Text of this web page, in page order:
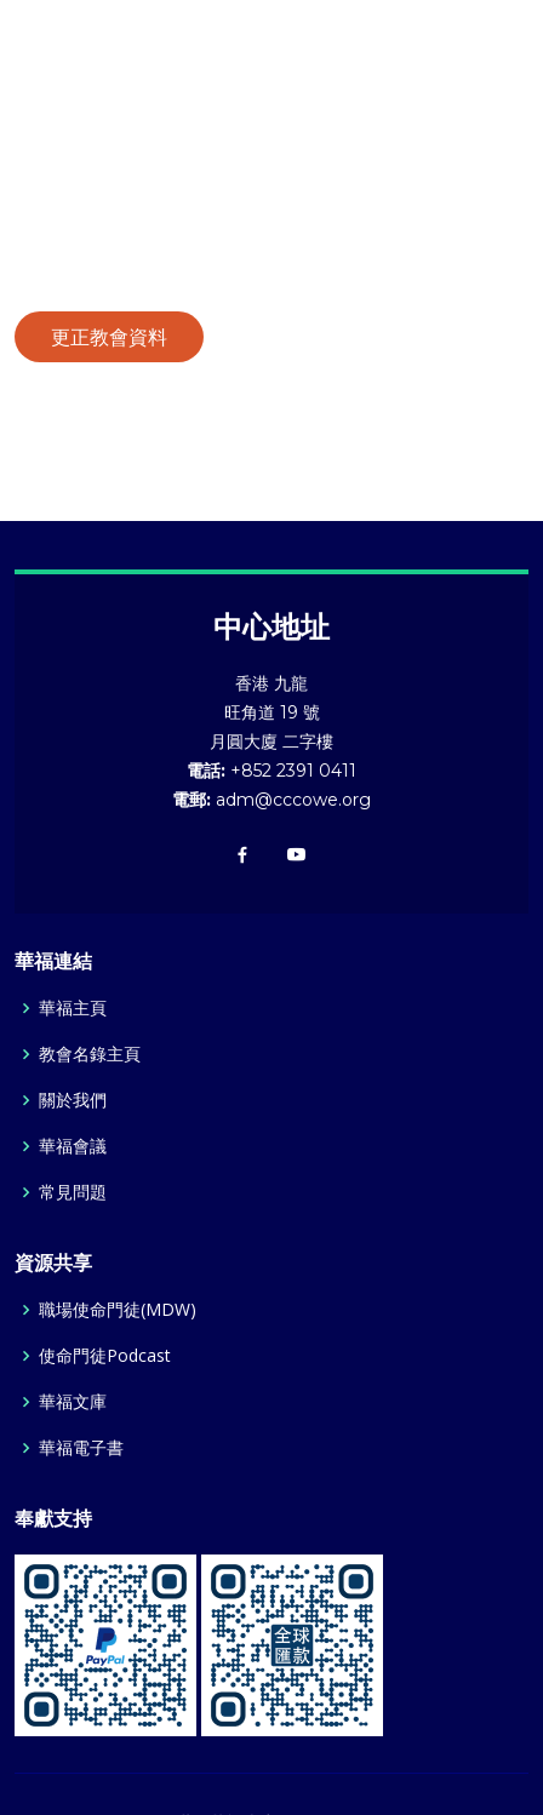
更正教會資料
中心地址
香港 九龍
旺角道 19 號
月圓大廈 二字樓
電話: +852 2391 0411
電郵: adm@cccowe.org
華福連結
華福主頁
教會名錄主頁
關於我們
華福會議
常見問題
資源共享
職場使命門徒(MDW)
使命門徒Podcast
華福文庫
華福電子書
奉獻支持